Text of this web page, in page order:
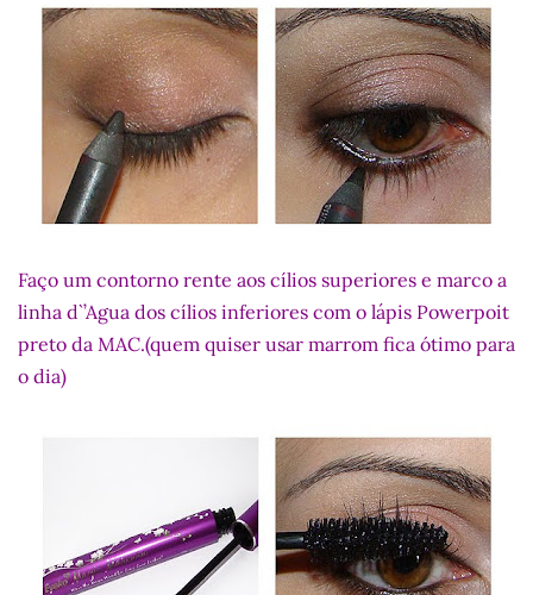
Faço um contorno rente aos cílios superiores e marco a
linha d`’Agua dos cílios inferiores com o lápis Powerpoit
preto da MAC.(quem quiser usar marrom fica ótimo para
o dia)